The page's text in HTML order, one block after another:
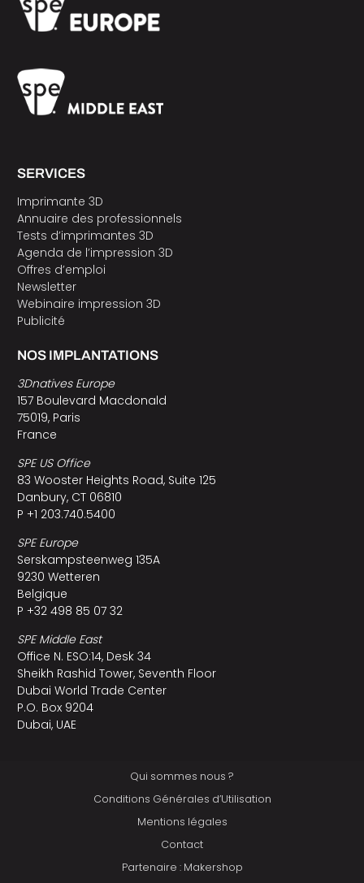
SERVICES
Imprimante 3D
Annuaire des professionnels
Tests d’imprimantes 3D
Agenda de l’impression 3D
Offres d’emploi
Newsletter
Webinaire impression 3D
Publicité
NOS IMPLANTATIONS
3Dnatives Europe
157 Boulevard Macdonald
75019, Paris
France
SPE US Office
83 Wooster Heights Road, Suite 125
Danbury, CT 06810
P +1 203.740.5400
SPE Europe
Serskampsteenweg 135A
9230 Wetteren
Belgique
P +32 498 85 07 32
SPE Middle East
Office N. ESO:14, Desk 34
Sheikh Rashid Tower, Seventh Floor
Dubai World Trade Center
P.O. Box 9204
Dubai, UAE
Qui sommes nous ?
Conditions Générales d’Utilisation
Mentions légales
Contact
Partenaire : Makershop